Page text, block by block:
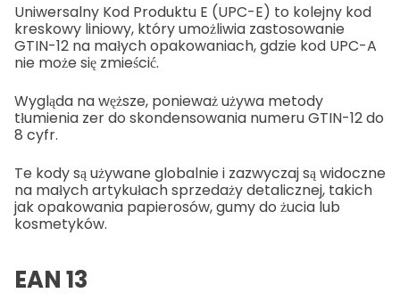
Uniwersalny Kod Produktu E (UPC-E) to kolejny kod
kreskowy liniowy, który umożliwia zastosowanie
GTIN-12 na małych opakowaniach, gdzie kod UPC-A
nie może się zmieścić.
Wygląda na węższe, ponieważ używa metody
tłumienia zer do skondensowania numeru GTIN-12 do
8 cyfr.
Te kody są używane globalnie i zazwyczaj są widoczne
na małych artykułach sprzedaży detalicznej, takich
jak opakowania papierosów, gumy do żucia lub
kosmetyków.
EAN 13